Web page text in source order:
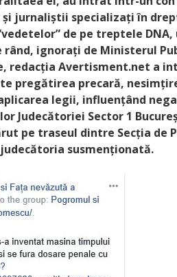
jurnaliștii specializați în
de pe treptele DNA,
ignorați de Ministerul
redacția Avertisment.net a
pregătirea precară,
legii, influențând
Judecătoriei Sector 1
pe traseul dintre Secția de
susmenționată.